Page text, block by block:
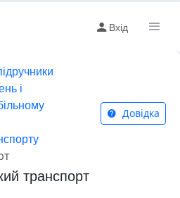
Вхід
і
Довідка
транспорт